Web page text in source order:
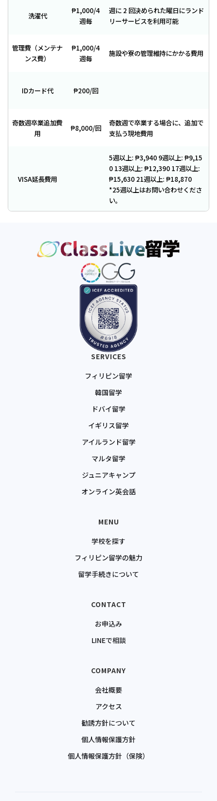
洗濯代
₱1,000/4
週毎
週に 2 回決められた曜日にランド
リーサービスを利用可能
管理費（メンテナ
ンス費）
₱1,000/4
週毎
施設や寮の管理維持にかかる費用
IDカード代 ₱200/回
奇数週卒業追加費
用
₱8,000/回
奇数週で卒業する場合に、追加で
支払う現地費用
VISA延長費用
5週以上: ₱3,940 9週以上: ₱9,15
0 13週以上: ₱12,390 17週以上:
₱15,630 21週以上: ₱18,870
*25週以上はお問い合わせくださ
い。
SERVICES
フィリピン留学
韓国留学
ドバイ留学
イギリス留学
アイルランド留学
マルタ留学
ジュニアキャンプ
オンライン英会話
MENU
学校を探す
フィリピン留学の魅力
留学手続きについて
CONTACT
お申込み
LINEで相談
COMPANY
会社概要
アクセス
勧誘方針について
個人情報保護方針
個人情報保護方針（保険）